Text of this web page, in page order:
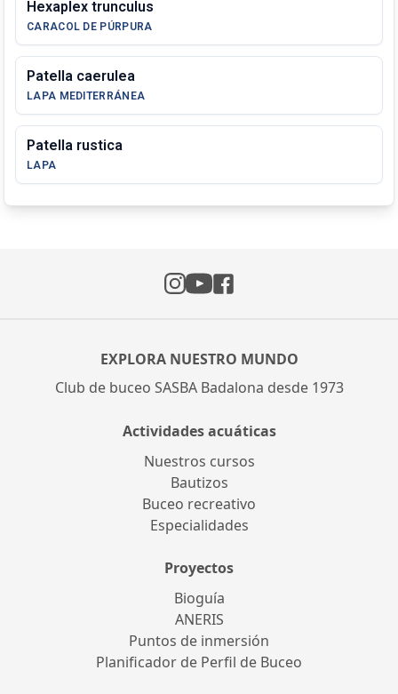
Hexaplex trunculus
CARACOL DE PÚRPURA
Patella caerulea
LAPA MEDITERRÁNEA
Patella rustica
LAPA
EXPLORA NUESTRO MUNDO
Club de buceo SASBA Badalona desde 1973
Actividades acuáticas
Nuestros cursos
Bautizos
Buceo recreativo
Especialidades
Proyectos
Bioguía
ANERIS
Puntos de inmersión
Planificador de Perfil de Buceo